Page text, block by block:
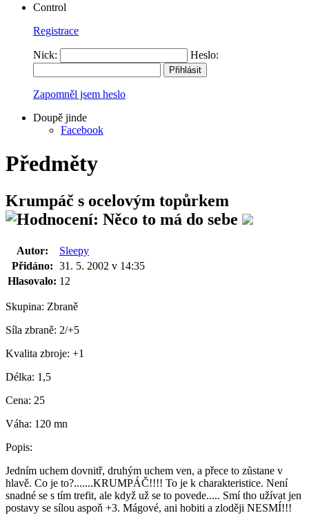
Control
Registrace
Nick: Heslo:
Zapomněl jsem heslo
Doupě jinde
Facebook
Předměty
Krumpáč s ocelovým topůrkem
Autor:
Sleepy
Přidáno: 31. 5. 2002 v 14:35
Hlasovalo: 12
Skupina: Zbraně
Síla zbraně: 2/+5
Kvalita zbroje: +1
Délka: 1,5
Cena: 25
Váha: 120 mn
Popis:
Jedním uchem dovnitř, druhým uchem ven, a přece to zůstane v
hlavě. Co je to?.......KRUMPÁČ!!!! To je k charakteristice. Není
snadné se s tím trefit, ale když už se to povede..... Smí tho užívat jen
postavy se sílou aspoň +3. Mágové, ani hobiti a zloději NESMÍ!!!